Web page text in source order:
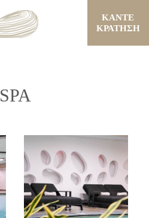
ΚΑΝΤΕ
ΚΡΑΤΗΣΗ
SPA